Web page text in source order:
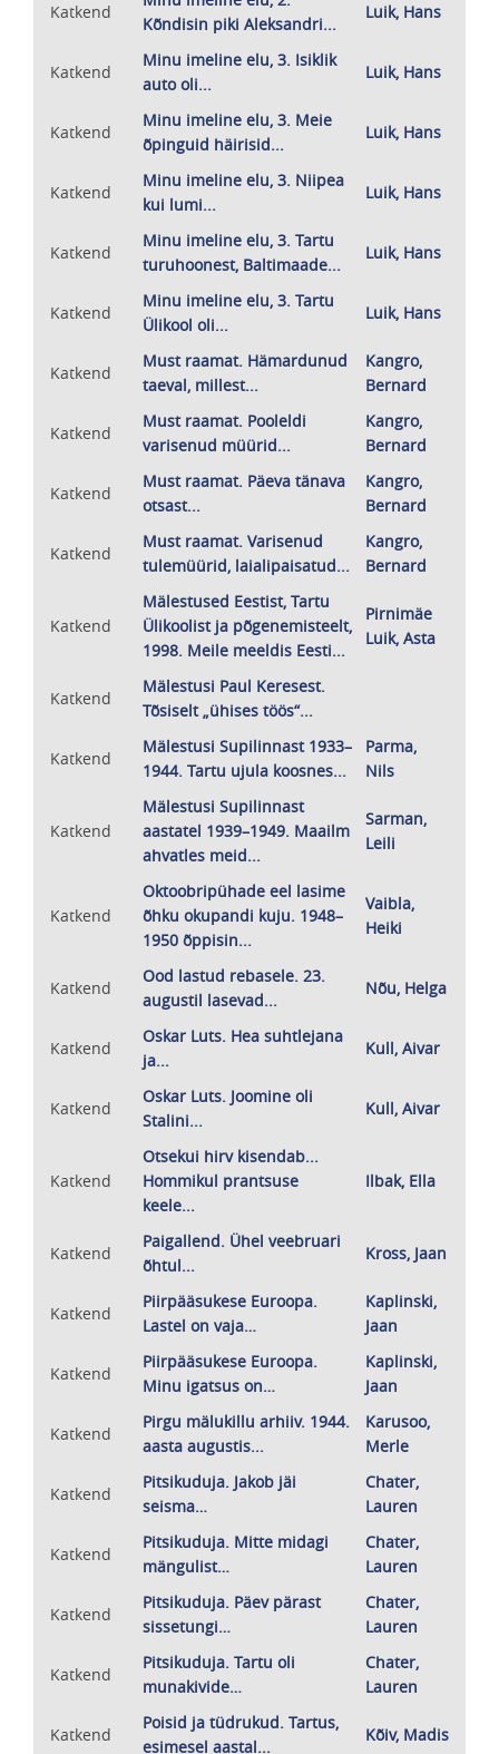
Katkend
Kõndisin piki Aleksandri...
Luik, Hans
Katkend
Minu imeline elu, 3. Isiklik
auto oli...
Luik, Hans
Katkend
Minu imeline elu, 3. Meie
õpinguid häirisid...
Luik, Hans
Katkend
Minu imeline elu, 3. Niipea
kui lumi...
Luik, Hans
Katkend
Minu imeline elu, 3. Tartu
turuhoonest, Baltimaade...
Luik, Hans
Katkend
Minu imeline elu, 3. Tartu
Ülikool oli...
Luik, Hans
Katkend
Must raamat. Hämardunud
taeval, millest...
Kangro,
Bernard
Katkend
Must raamat. Pooleldi
varisenud müürid...
Kangro,
Bernard
Katkend
Must raamat. Päeva tänava
otsast...
Kangro,
Bernard
Katkend
Must raamat. Varisenud
tulemüürid, laialipaisatud...
Kangro,
Bernard
Katkend
Mälestused Eestist, Tartu
Ülikoolist ja põgenemisteelt,
1998. Meile meeldis Eesti...
Pirnimäe
Luik, Asta
Katkend
Mälestusi Paul Keresest.
Tõsiselt „ühises töös“...
Katkend
Mälestusi Supilinnast 1933–
1944. Tartu ujula koosnes...
Parma,
Nils
Katkend
Mälestusi Supilinnast
aastatel 1939–1949. Maailm
ahvatles meid...
Sarman,
Leili
Katkend
Oktoobripühade eel lasime
õhku okupandi kuju. 1948–
1950 õppisin...
Vaibla,
Heiki
Katkend
Ood lastud rebasele. 23.
augustil lasevad...
Nõu, Helga
Katkend
Oskar Luts. Hea suhtlejana
ja...
Kull, Aivar
Katkend
Oskar Luts. Joomine oli
Stalini...
Kull, Aivar
Katkend
Otsekui hirv kisendab...
Hommikul prantsuse
keele...
Ilbak, Ella
Katkend
Paigallend. Ühel veebruari
õhtul...
Kross, Jaan
Katkend
Piirpääsukese Euroopa.
Lastel on vaja…
Kaplinski,
Jaan
Katkend
Piirpääsukese Euroopa.
Minu igatsus on…
Kaplinski,
Jaan
Katkend
Pirgu mälukillu arhiiv. 1944.
aasta augustis...
Karusoo,
Merle
Katkend
Pitsikuduja. Jakob jäi
seisma…
Chater,
Lauren
Katkend
Pitsikuduja. Mitte midagi
mängulist…
Chater,
Lauren
Katkend
Pitsikuduja. Päev pärast
sissetungi…
Chater,
Lauren
Katkend
Pitsikuduja. Tartu oli
munakivide…
Chater,
Lauren
Katkend
Poisid ja tüdrukud. Tartus,
esimesel aastal...
Kõiv, Madis